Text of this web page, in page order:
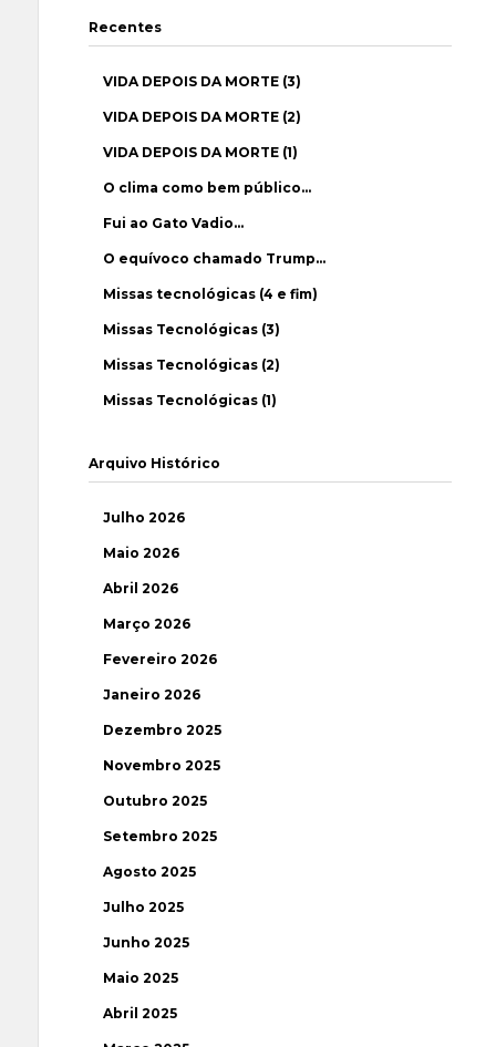
Recentes
VIDA DEPOIS DA MORTE (3)
VIDA DEPOIS DA MORTE (2)
VIDA DEPOIS DA MORTE (1)
O clima como bem público…
Fui ao Gato Vadio…
O equívoco chamado Trump…
Missas tecnológicas (4 e fim)
Missas Tecnológicas (3)
Missas Tecnológicas (2)
Missas Tecnológicas (1)
Arquivo Histórico
Julho 2026
Maio 2026
Abril 2026
Março 2026
Fevereiro 2026
Janeiro 2026
Dezembro 2025
Novembro 2025
Outubro 2025
Setembro 2025
Agosto 2025
Julho 2025
Junho 2025
Maio 2025
Abril 2025